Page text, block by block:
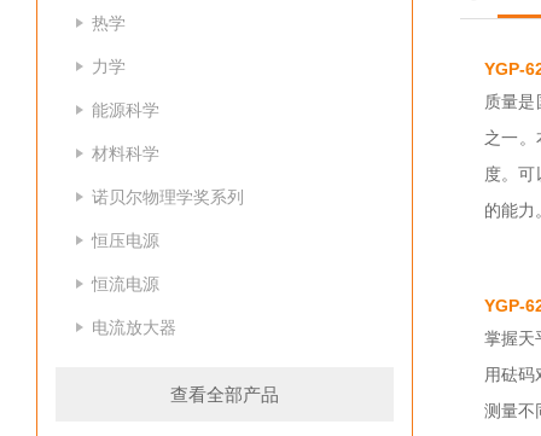
热学
力学
能源科学
材料科学
诺贝尔物理学奖系列
恒压电源
恒流电源
电流放大器
查看全部产品
YGP-
质量
之一
度。
的能力
YGP-
掌握天
用砝
测量不